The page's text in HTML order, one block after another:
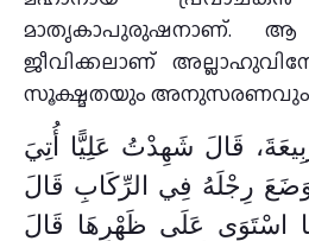
മാതൃകാപുരുഷനാണ്. ആ
ജീവിക്കലാണ്
സൂക്ഷ്മതയും
قَالَ شَهِدْتُ عَلِيًّا أُتِيَ
وَضَعَ رِجْلَهُ فِي الرِّكَابِ قَالَ
اسْتَوَى عَلَى ظَهْرِهَا قَالَ